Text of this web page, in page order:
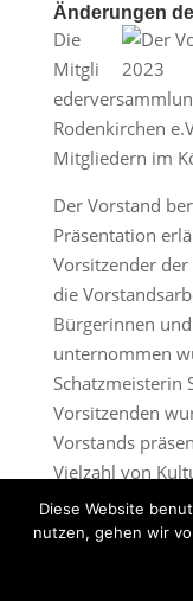
Änderungen
Die
Mitgli
Rodenkirchen
Mitgliedern im
Der Vorstand
Präsentation
Vorsitzender
die
Bürgerinnen
unternommen
Schatzmeisterin
Vorsitzenden
Vorstands
Vielzahl von
Veranstaltungen
Stellungnahmen
Kölner Süden
Diese Website
nutzen, gehen wir